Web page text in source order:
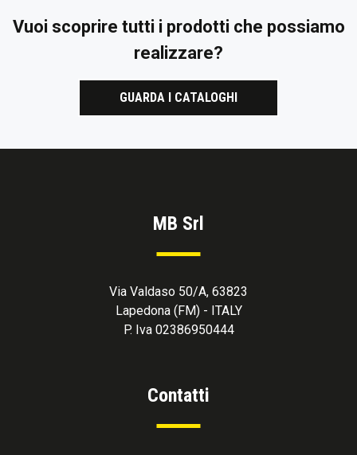
Vuoi scoprire tutti i prodotti che possiamo
realizzare?
GUARDA I CATALOGHI
MB Srl
Via Valdaso 50/A, 63823
Lapedona (FM) - ITALY
P. Iva 02386950444
Contatti